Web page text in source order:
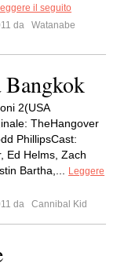
il seguito
da
Watanabe
Bangkok
2(USA
TheHangover
PhillipsCast:
Ed Helms, Zach
Bartha,...
Leggere
da
Cannibal Kid